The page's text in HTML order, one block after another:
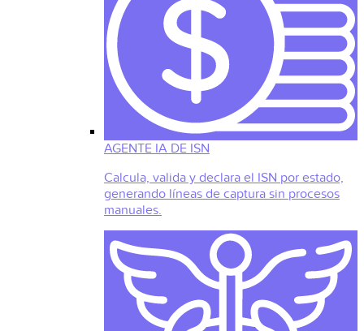
AGENTE IA DE ISN
Calcula, valida y declara el ISN por estado,
generando líneas de captura sin procesos
manuales.